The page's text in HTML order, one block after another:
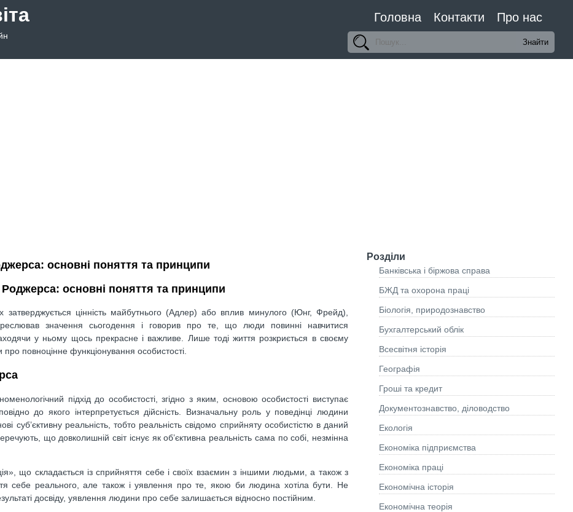
Головна Контакти Про нас
основні поняття та принципи
основні поняття та принципи
затверджується цінність майбутнього (Адлер) або вплив минулого (Юнг, Фрейд),
значення сьогодення і говорив про те, що люди повинні навчитися
у ньому щось прекрасне і важливе. Лише тоді життя розкриється в своєму
повноцінне функціонування особистості.
підхід до особистості, згідно з яким, основою особистості виступає
до якого інтерпретується дійсність. Визначальну роль у поведінці людини
суб’єктивну реальність, тобто реальність свідомо сприйняту особистістю в даний
що довколишній світ існує як об’єктивна реальність сама по собі, незмінна
що складається із сприйняття себе і своїх взаємин з іншими людьми, а також з
себе реального, але також і уявлення про те, якою би людина хотіла бути. Не
досвіду, уявлення людини про себе залишається відносно постійним.
Розділи
Банківська і біржова справа
БЖД та охорона праці
Біологія, природознавство
Бухгалтерський облік
Всесвітня історія
Географія
Гроші та кредит
Документознавство, діловодство
Екологія
Економіка підприємства
Економіка праці
Економічна історія
Економічна теорія